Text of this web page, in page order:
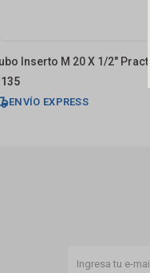
Inserto M 20 X 1/2" Practo
135
ENVÍO EXPRESS